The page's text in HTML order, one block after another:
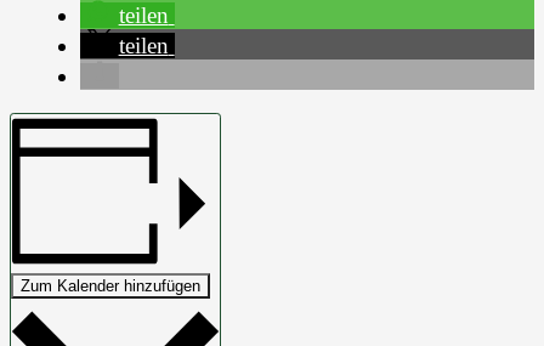
teilen
teilen
Zum Kalender hinzufügen